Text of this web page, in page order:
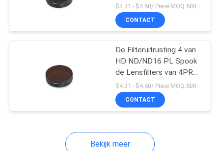
POLICY
$4.31 - $4.60/ Piece MOQ:500
CONTACT
De Filteruitrusting 4 van
HD ND/ND16 PL Spook
de Lensfilters van 4PRO
Dji
$4.31 - $4.60/ Piece MOQ:500
CONTACT
Bekijk meer